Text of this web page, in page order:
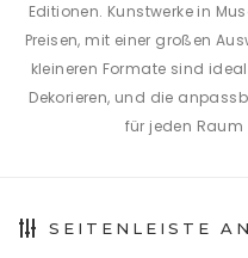
Editionen. Kunstwerke in
Preisen, mit einer großen
kleineren Formate sind
Dekorieren, und die
für jeden
SEITENLEISTE